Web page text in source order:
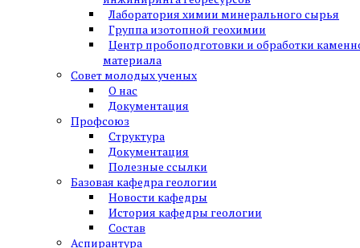
Лаборатория химии минерального сырья
Группа изотопной геохимии
Центр пробоподготовки и обработки
материала
Совет молодых ученых
О нас
Документация
Профсоюз
Структура
Документация
Полезные ссылки
Базовая кафедра геологии
Новости кафедры
История кафедры геологии
Состав
Аспирантура